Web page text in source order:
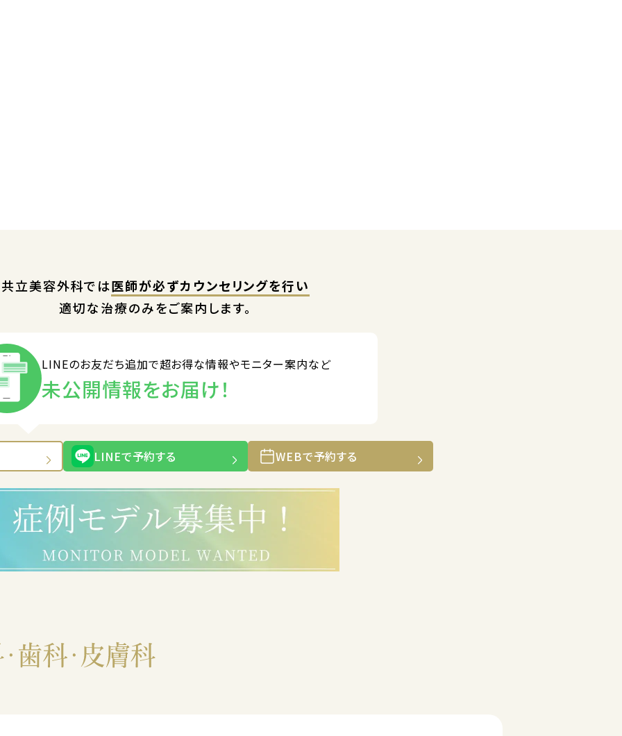
共立美容外科では医師が必ずカウンセリングを行い
適切な治療のみをご案内します。
LINEのお友だち追加で超お得な情報やモニター案内など
未公開情報をお届け！
LINEで予約する WEBで予約する